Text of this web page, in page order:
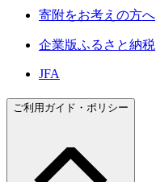
寄附をお考えの方へ
企業版ふるさと納税
JFA
ご利用ガイド・ポリシー